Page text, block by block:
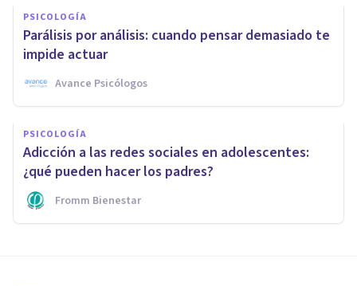
PSICOLOGÍA
Parálisis por análisis: cuando pensar demasiado te
impide actuar
Avance Psicólogos
PSICOLOGÍA
Adicción a las redes sociales en adolescentes:
¿qué pueden hacer los padres?
Fromm Bienestar